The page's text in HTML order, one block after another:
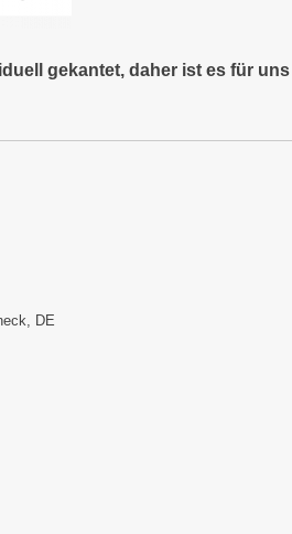
gekantet, daher ist es für
DE